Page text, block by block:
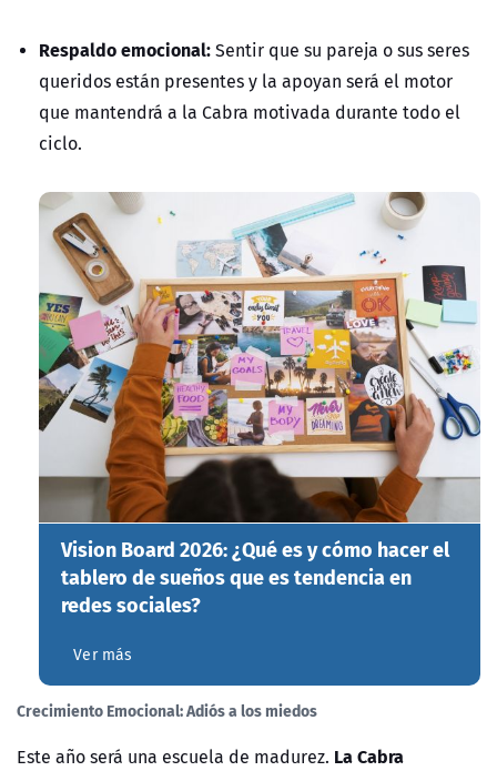
Respaldo emocional:Sentir que su pareja o sus seres
queridos están presentes y la apoyan será el motor
que mantendrá a la Cabra motivada durante todo el
ciclo.
Vision Board 2026: ¿Qué es y cómo hacer el
tablero de sueños que es tendencia en
redes sociales?
Ver más
Crecimiento Emocional: Adiós a los miedos
Este año será una escuela de madurez. La Cabra